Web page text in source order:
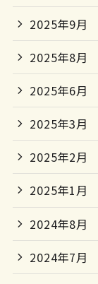
2025年9月
2025年8月
2025年6月
2025年3月
2025年2月
2025年1月
2024年8月
2024年7月